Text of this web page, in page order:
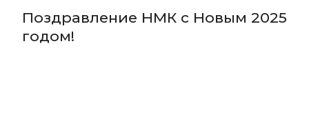
Поздравление НМК с Новым 2025
годом!